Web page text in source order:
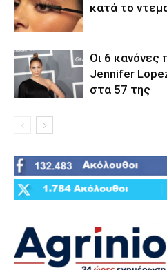
κατά το
Οι 6 κανόνες
Jennifer
στα 57 της